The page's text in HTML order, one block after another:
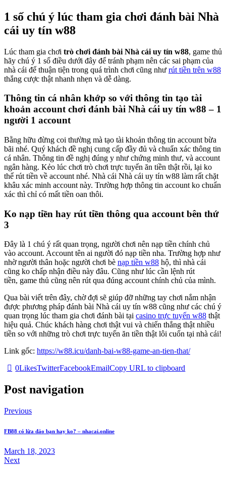
1 số chú ý lúc tham gia chơi đánh bài Nhà
cái uy tín w88
Lúc tham gia chơi trò chơi đánh bài Nhà cái uy tín w88, game thủ
hãy chú ý 1 số điều dưới đây để tránh phạm nên các sai phạm của
nhà cái để thuận tiện trong quá trình chơi cũng như rút tiền trên w88
thắng cược thật nhanh nhẹn và dễ dàng.
Thông tin cá nhân khớp so với thông tin tạo tài
khoản account chơi đánh bài Nhà cái uy tín w88 – 1
người 1 account
Bằng hữu đừng coi thường mà tạo tài khoản thông tin account bừa
bãi nhé. Quý khách đề nghị cung cấp đầy đủ và chuẩn xác thông tin
cá nhân. Thông tin đề nghị đúng y như chứng minh thư, và account
ngân hàng. Kẻo lúc chơi trò chơi trực tuyến ăn tiền thật rồi, lại ko
thể rút tiền về account nhé. Nhà cái Nhà cái uy tín w88 làm rất chặt
khâu xác minh account này. Trường hợp thông tin account ko chuẩn
xác thì chỉ có mất tiền oan thôi.
Ko nạp tiền hay rút tiền thông qua account bên thứ
3
Đây là 1 chú ý rất quan trọng, người chơi nên nạp tiền chính chủ
vào account. Account tên ai người đó nạp tiền nha. Trường hợp như
nhờ người thân hoặc người chơi bè nạp tiền w88 hộ, thì nhà cái
cũng ko chấp nhận điều này đâu. Cũng như lúc cần lệnh rút
tiền, game thủ cũng nên rút qua đúng account chính chủ của mình.
Qua bài viết trên đây, chờ đợi sẽ giúp đỡ những tay chơi nắm nhận
được phương pháp đánh bài Nhà cái uy tín w88 cũng như các chú ý
quan trọng lúc tham gia chơi đánh bài tại casino trực tuyến w88 thật
hiệu quả. Chúc khách hàng chơi thật vui và chiến thắng thật nhiều
tiền so với những trò chơi trực tuyến ăn tiền thật lôi cuốn tại nhà cái!
Link gốc: https://w88.icu/danh-bai-w88-game-an-tien-that/
0LikesTwitterFacebookEmailCopy URL to clipboard
Post navigation
Previous
FB88 có lừa đảo bạn hay ko? – nhacai.online
March 18, 2023
Next